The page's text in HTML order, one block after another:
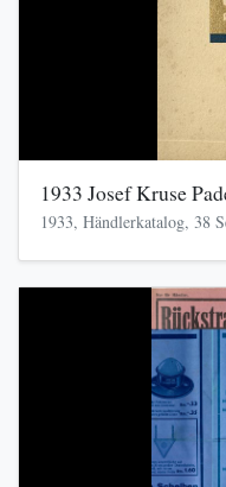
1933 Josef Kruse
1933, Händlerkatalog, 38